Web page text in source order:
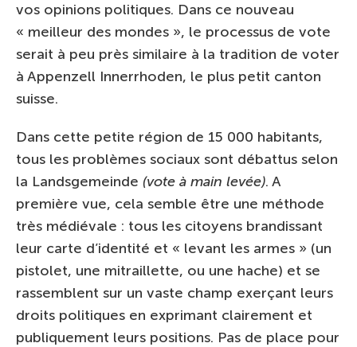
vos opinions politiques. Dans ce nouveau
« meilleur des mondes », le processus de vote
serait à peu près similaire à la tradition de voter
à Appenzell Innerrhoden, le plus petit canton
suisse.
Dans cette petite région de 15 000 habitants,
tous les problèmes sociaux sont débattus selon
la Landsgemeinde (vote à main levée). A
première vue, cela semble être une méthode
très médiévale : tous les citoyens brandissant
leur carte d’identité et « levant les armes » (un
pistolet, une mitraillette, ou une hache) et se
rassemblent sur un vaste champ exerçant leurs
droits politiques en exprimant clairement et
publiquement leurs positions. Pas de place pour